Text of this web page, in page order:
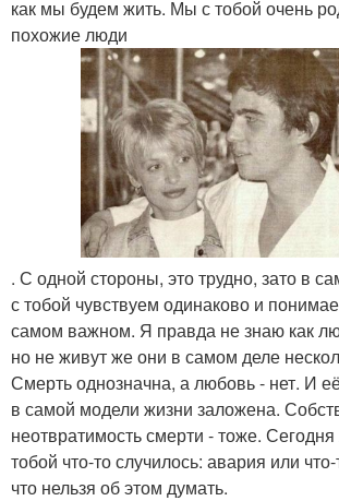
как мы будем жить. Мы с тобой очень
похожие люди
. С одной стороны, это трудно, зато в
с тобой чувствуем одинаково и
самом важном. Я правда не знаю как
но не живут же они в самом деле
Смерть однозначна, а любовь - нет. И
в самой модели жизни заложена.
неотвратимость смерти - тоже.
тобой что-то случилось: авария или
что нельзя об этом думать.